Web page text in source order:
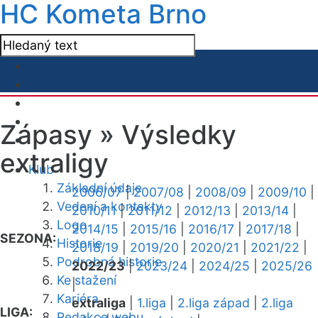
HC Kometa Brno
Klub
Základní údaje
Vedení a kontakty
Logo
Historie
Podrobná historie
Ke stažení
Kariéra
Zápasy » Výsledky
extraligy
SEZONA:
2006/07|2007/08 2008/09 2009/10
2010/11|2011/12 2012/13 2013/14
2014/15
2015/16 2016/17 2017/18
2018/19
2019/20 2020/21 2021/22
2022/23|2023/24 2024/25
2025/26
|
LIGA:
extraliga 1.liga 2.liga západ
2.liga